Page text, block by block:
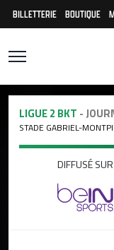
BILLETTERIE BOUTIQUE
LIGUE 2 BKT -
STADE GABRIEL-
DIFFUSÉ SUR